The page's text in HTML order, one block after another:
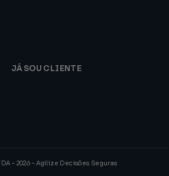
JÁ SOU CLIENTE
- 2026 - Agilize Decisões Seguras